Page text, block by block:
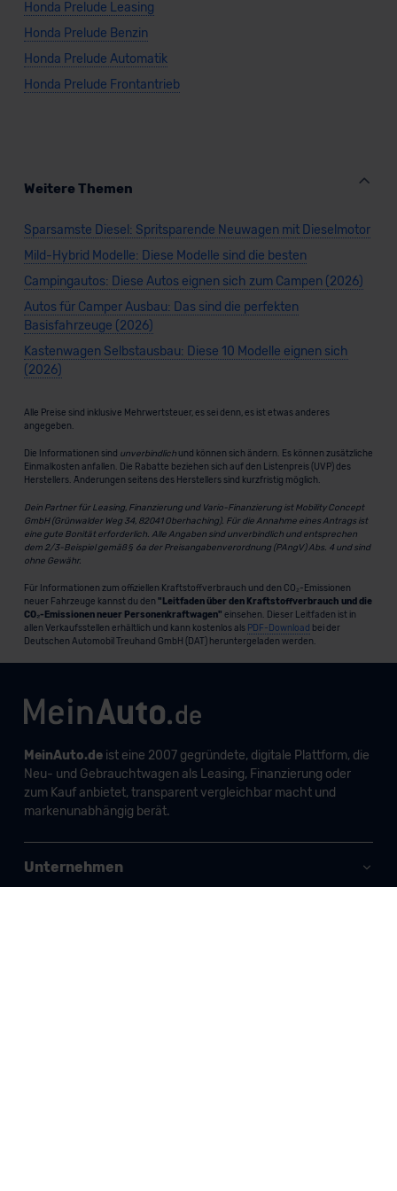
unserem Datenschutzbeauftragten unter
datenschutz@meinauto.de anfordern.
Datenschutzerklärung|Impressum
Honda Prelude Leasing
Honda Prelude Benzin
Honda Prelude Automatik
Honda Prelude Frontantrieb
Weitere Themen
Sparsamste Diesel: Spritsparende Neuwagen mit Dieselmotor
Mild-Hybrid Modelle: Diese Modelle sind die besten
Campingautos: Diese Autos eignen sich zum Campen (2026)
Autos für Camper Ausbau: Das sind die perfekten
Basisfahrzeuge (2026)
Kastenwagen Selbstausbau: Diese 10 Modelle eignen sich
(2026)
Alle Preise sind inklusive Mehrwertsteuer, es sei denn, es ist etwas anderes
angegeben.
Die Informationen sind unverbindlichund können sich ändern. Es können zusätzliche
Einmalkosten anfallen. Die Rabatte beziehen sich auf den Listenpreis (UVP) des
Herstellers. Änderungen seitens des Herstellers sind kurzfristig möglich.
Dein Partner für Leasing, Finanzierung und Vario-Finanzierung ist Mobility Concept
GmbH (Grünwalder Weg 34, 82041 Oberhaching). Für die Annahme eines Antrags ist
eine gute Bonität erforderlich. Alle Angaben sind unverbindlich und entsprechen
dem 2/3-Beispiel gemäß § 6a der Preisangabenverordnung (PAngV) Abs. 4 und sind
ohne Gewähr.
Für Informationen zum offiziellen Kraftstoffverbrauch und den CO₂-Emissionen
neuer Fahrzeuge kannst du den "Leitfaden über den Kraftstoffverbrauch und die
CO₂-Emissionen neuer Personenkraftwagen" einsehen. Dieser Leitfaden ist in
allen Verkaufsstellen erhältlich und kann kostenlos als PDF-Download bei der
Deutschen Automobil Treuhand GmbH (DAT) heruntergeladen werden.
MeinAuto.deist eine 2007 gegründete, digitale Plattform, die
Neu- und Gebrauchtwagen als Leasing, Finanzierung oder
zum Kauf anbietet, transparent vergleichbar macht und
markenunabhängig berät.
Unternehmen